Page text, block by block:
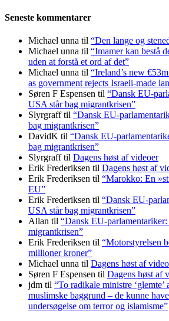
Seneste kommentarer
Michael unna til “Den lange og
Michael unna til “Imamer kan bestå
uden at forstå et ord af det”
Michael unna til “Ireland’s new
as government rejects Israeli-made
Søren F Espensen til “Dansk EU-
USA står bag migrantkrisen”
Slyrgrafftil “Dansk EU-
bag migrantkrisen”
DavidK til “Dansk EU-
bag migrantkrisen”
Slyrgrafftil Dagens høst af videoer
Erik Frederiksen til Dagens høst af
Erik Frederiksen til “Marokko: En
EU”
Erik Frederiksen til “Dansk EU-
USA står bag migrantkrisen”
Allan til “Dansk EU-
migrantkrisen”
Erik Frederiksen til “Motorstyrelsen
millioner kroner”
Michael unna til Dagens høst af
Søren F Espensen til Dagens høst af
jdm til “To radikale ministre
muslimske baggrund – de kunne
undersøgelse om terror og islamisme”